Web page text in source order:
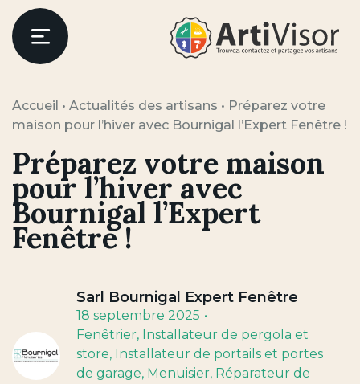
Accueil • Actualités des artisans • Préparez votre
maison pour l’hiver avec Bournigal l’Expert Fenêtre !
Préparez votre maison
pour l’hiver avec
Bournigal l’Expert
Fenêtre !
Sarl Bournigal Expert Fenêtre
18 septembre 2025
Fenêtrier, Installateur de pergola et
store, Installateur de portails et portes
de garage, Menuisier, Réparateur de